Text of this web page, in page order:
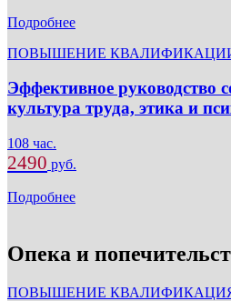
Подробнее
ПОВЫШЕНИЕ
Эффективное руководство
культура труда, этика и
108 час.
2490 руб.
Подробнее
Опека и
ПОВЫШЕНИЕ